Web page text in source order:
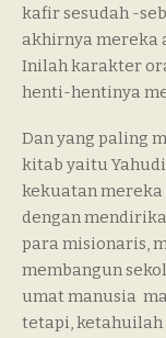
kafir sesudah -
akhirnya mereka
Inilah karakter
henti-hentinya
Dan yang paling
kitab yaitu
kekuatan
dengan
para misionaris,
membangun
umat manusia
tetapi, ketahuilah